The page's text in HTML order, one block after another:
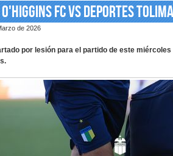
FC vs Deportes Tolima
de 2026
por lesión para el partido de este miércoles